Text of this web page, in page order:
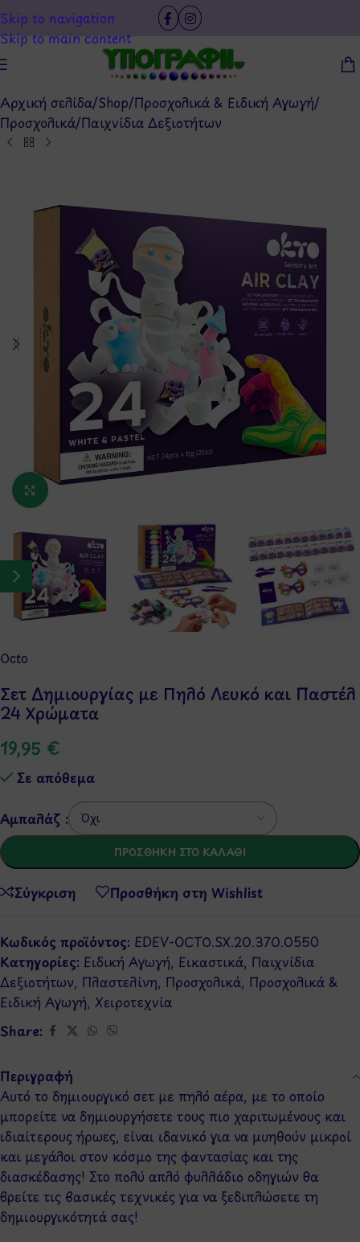
Skip to navigation
Skip to main content
Αρχική σελίδα/Shop/Προσχολικά & Ειδική Αγωγή/
Προσχολικά/Παιχνίδια Δεξιοτήτων
Κάντε κλικ για μεγέθυνση
Octo
Σετ Δημιουργίας με Πηλό Λευκό και Παστέλ
24 Χρώματα
19,95 €
Σε απόθεμα
Αμπαλάζ :
ΠΡΟΣΘΉΚΗ ΣΤΟ ΚΑΛΆΘΙ
Σύγκριση Προσθήκη στη Wishlist
Κωδικός προϊόντος: EDEV-OCTO.SX.20.370.0550
Κατηγορίες: Ειδική Αγωγή, Εικαστικά, Παιχνίδια
Δεξιοτήτων, Πλαστελίνη, Προσχολικά, Προσχολικά &
Ειδική Αγωγή, Χειροτεχνία
Share:
Περιγραφή
Αυτό το δημιουργικό σετ με πηλό αέρα, με το οποίο
μπορείτε να δημιουργήσετε τους πιο χαριτωμένους και
ιδιαίτερους ήρωες, είναι ιδανικό για να μυηθούν μικροί
και μεγάλοι στον κόσμο της φαντασίας και της
διασκέδασης! Στο πολύ απλό φυλλάδιο οδηγιών θα
βρείτε τις βασικές τεχνικές για να ξεδιπλώσετε τη
δημιουργικότητά σας!